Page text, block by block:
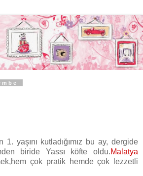
1. yaşını kutladığımız bu ay, dergide
biride Yassı köfte oldu.Malatya
çok pratik hemde çok lezzetli